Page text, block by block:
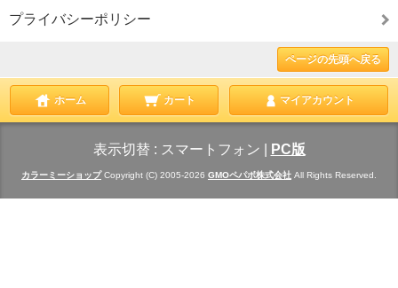
プライバシーポリシー
ページの先頭へ戻る
ホーム カート マイアカウント
表示切替 : スマートフォン PC版
カラーミーショップCopyright (C) 2005-2026 GMOペパボ株式会社 All Rights Reserved.